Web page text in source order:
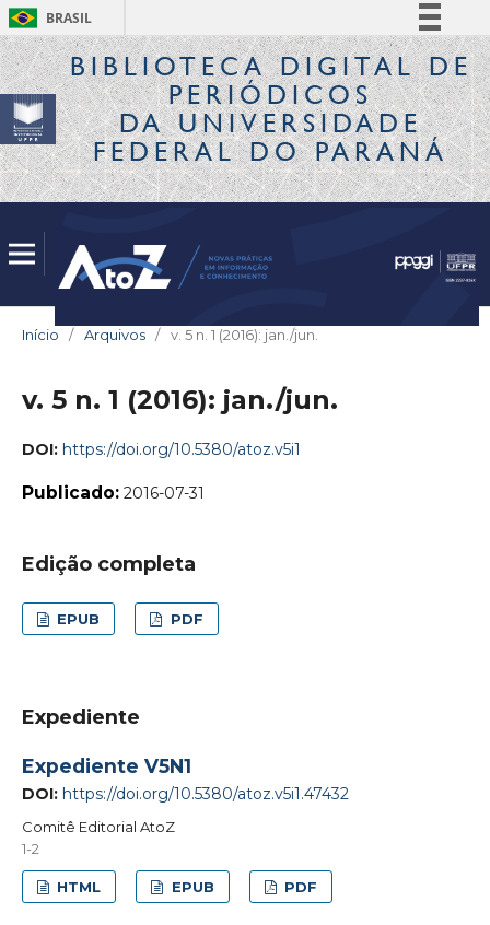
BRASIL
Simplifique!
Comunica BR
Participe
Acesso à informação
Legislação
BIBLIOTECA DIGITALDE
PERIÓDICOS
DA UNIVERSIDADE
FEDERAL DO PARANÁ
Início / Arquivos / v. 5 n. 1 (2016): jan./jun.
v. 5 n. 1 (2016): jan./jun.
DOI: https://doi.org/10.5380/atoz.v5i1
Publicado: 2016-07-31
Edição completa
EPUB PDF
Expediente
Expediente V5N1
DOI: https://doi.org/10.5380/atoz.v5i1.47432
Comitê Editorial AtoZ
1-2
HTML EPUB PDF